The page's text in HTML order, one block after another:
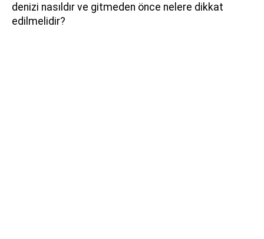
denizi nasıldır ve gitmeden önce nelere dikkat
edilmelidir?